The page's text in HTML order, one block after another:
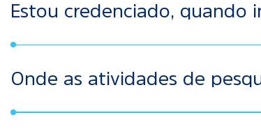
Estou credenciado, quando
cronogramas de cada edital.
Onde as atividades de